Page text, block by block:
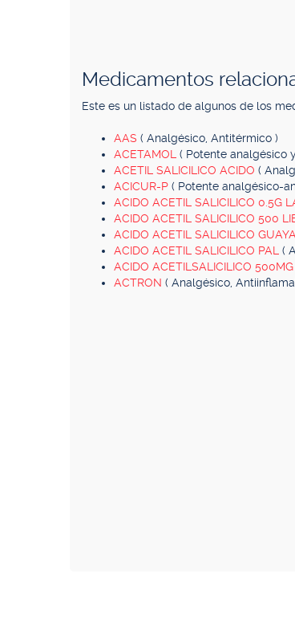
Medicamentos
Este es un listado de algunos de los
AAS ( Analgésico, Antitérmico )
ACETAMOL ( Potente analgésico
ACETIL SALICILICO ACIDO (
ACICUR-P ( Potente analgésico-
ACIDO ACETIL SALICILICO 0.5G
ACIDO ACETIL SALICILICO 500
ACIDO ACETIL SALICILICO
ACIDO ACETIL SALICILICO PAL (
ACIDO ACETILSALICILICO 500MG
ACTRON ( Analgésico,